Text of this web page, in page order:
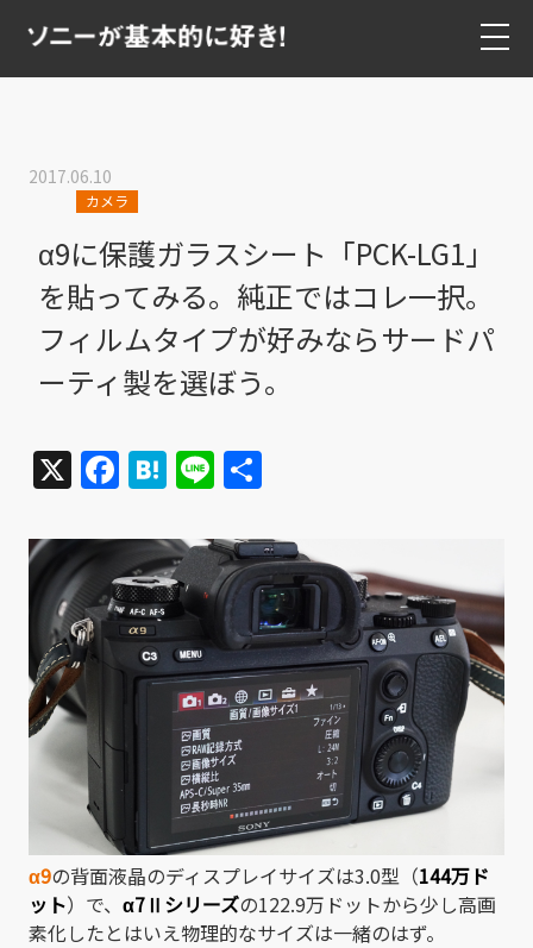
2017.06.10
カメラ
α9に保護ガラスシート「PCK-LG1」
を貼ってみる。純正ではコレ一択。
フィルムタイプが好みならサードパ
ーティ製を選ぼう。
X Facebook
Hatena
Line
α9の背面液晶のディスプレイサイズは3.0型（144万ド
ット）で、 α7Ⅱシリーズの122.9万ドットから少し高画
素化したとはいえ物理的なサイズは一緒のはず。